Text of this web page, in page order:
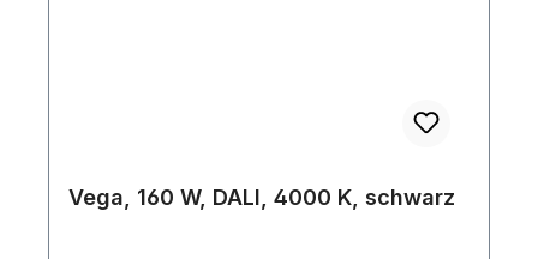
Vega, 160 W, DALI, 4000 K, schwarz